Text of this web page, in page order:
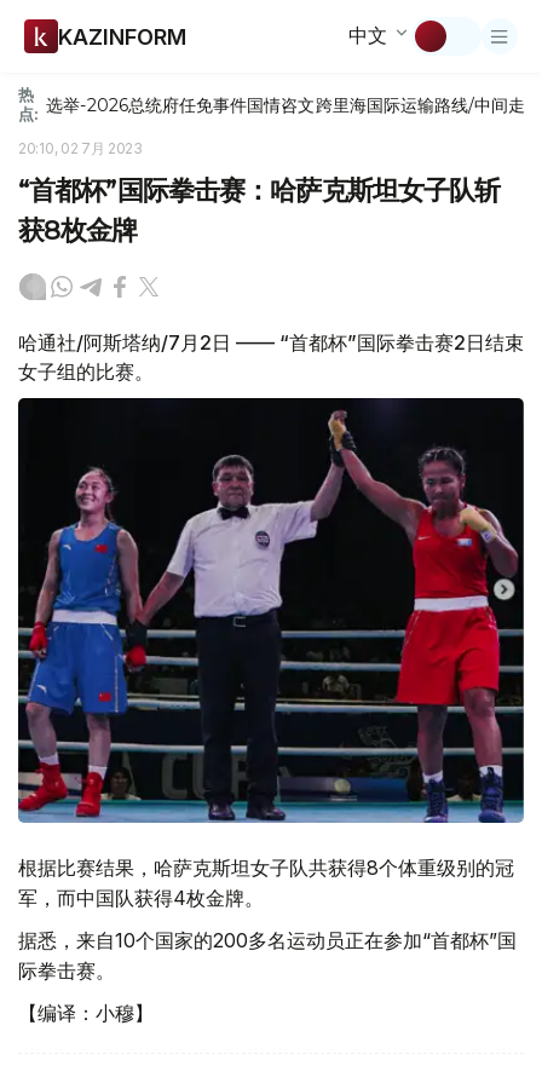
KAZINFORM 中文
热
点: 选举-2026总统府任免事件国情咨文跨里海国际运输路线/中间走廊
20:10, 02 7月 2023
“首都杯”国际拳击赛：哈萨克斯坦女子队斩
获8枚金牌
哈通社/阿斯塔纳/7月2日 —— “首都杯”国际拳击赛2日结束
女子组的比赛。
根据比赛结果，哈萨克斯坦女子队共获得8个体重级别的冠
军，而中国队获得4枚金牌。
据悉，来自10个国家的200多名运动员正在参加“首都杯”国
际拳击赛。
【编译：小穆】